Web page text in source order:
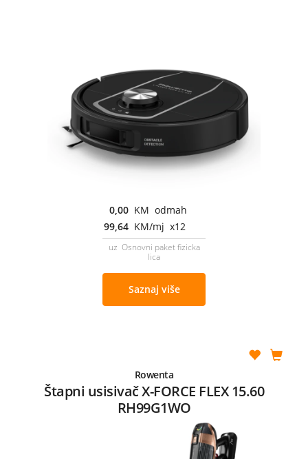
0,00 KM odmah
99,64 KM/mj x12
uz Osnovni paket fizicka
lica
Saznaj više
Rowenta
Štapni usisivač X-FORCE FLEX 15.60
RH99G1WO